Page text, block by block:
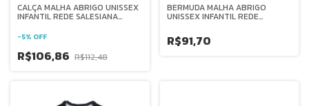
CALÇA MALHA ABRIGO UNISSEX
INFANTIL REDE SALESIANA
-5% OFF
R$106,86 R$112,48
BERMUDA MALHA ABRIGO
UNISSEX INFANTIL REDE
R$91,70